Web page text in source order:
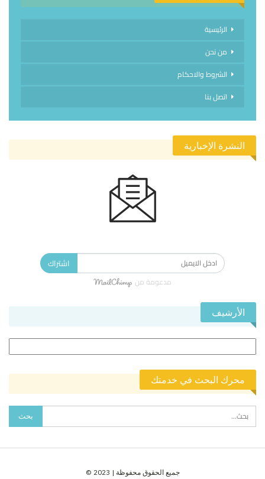
الرئيسية
من نحن
الشروط والاحكام
اتصل بنا
النشرة الإخبارية
اشتراك
مدعومة من
الأرشيف
محرك البحث في خدمتك
جميع الحقوق محفوظة | 2023 ©